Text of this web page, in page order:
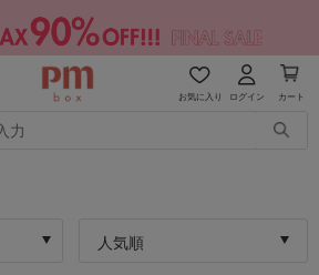
お気に入り ログイン カート
人気順